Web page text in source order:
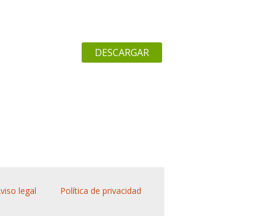
DESCARGAR
legal Política de privacidad